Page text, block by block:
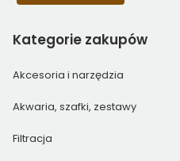
Kategorie zakupów
Akcesoria i narzędzia
Akwaria, szafki, zestawy
Filtracja